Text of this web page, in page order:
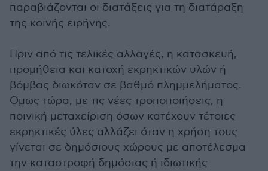
παραβιάζονται οι διατάξεις για τη διατάραξη
της κοινής ειρήνης.
Πριν από τις τελικές αλλαγές, η κατασκευή,
προμήθεια και κατοχή εκρηκτικών υλών ή
βόμβας διωκόταν σε βαθμό πλημμελήματος.
Ομως τώρα, με τις νέες τροποποιήσεις, η
ποινική μεταχείριση όσων κατέχουν τέτοιες
εκρηκτικές ύλες αλλάζει όταν η χρήση τους
γίνεται σε δημόσιους χώρους με αποτέλεσμα
την καταστροφή δημόσιας ή ιδιωτικής